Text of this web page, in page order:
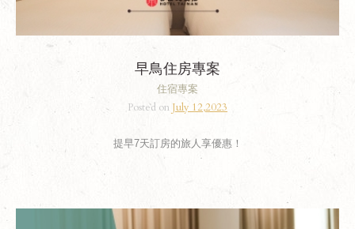
早鳥住房專案
住宿專案
Posted on July 12,2023
提早7天訂房的旅人享優惠！